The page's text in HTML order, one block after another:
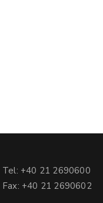
Tel: +40 21 2690600
Fax: +40 21 2690602